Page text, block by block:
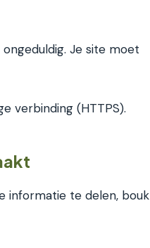
Je site moet
verbinding (HTTPS).
informatie te delen, bouk